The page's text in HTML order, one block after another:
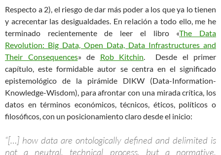
Respecto a 2), el riesgo de dar más poder a los que ya lo tienen
y acrecentar las desigualdades. En relación a todo ello, me he
terminado recientemente de leer el libro «The Data
Revolution: Big Data, Open Data, Data Infrastructures and
Their Consequences» de Rob Kitchin. Desde el primer
capítulo, este formidable autor se centra en el significado
epistemológico de la pirámide DIKW (Data-Information-
Knowledge-Wisdom), para afrontar con una mirada crítica, los
datos en términos económicos, técnicos, éticos, políticos o
filosóficos, con un posicionamiento claro desde el inicio:
“[…] how data are ontologically defined and delimited is
not a neutral, technical process, but a normative,